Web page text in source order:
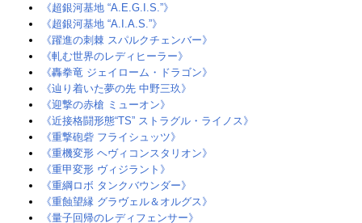
《超銀河基地 “A.E.G.I.S.”》‎
《超銀河基地 “A.I.A.S.”》
《躍進の刺棘 スパルクチェンバー》‎
《軋む世界のレディヒーラー》‎
《轟拳竜 ジェイローム・ドラゴン》‎
《辿り着いた夢の先 中野三玖》
《迎撃の赤槍 ミューオン》
《近接格闘形態“TS” ストラグル・ライノス》
《重撃砲砦 フライシュッツ》‎
《重機変形 ヘヴィコンスタリオン》‎
《重甲変形 ヴィジラント》
《重綱ロボ タンクバウンダー》
《重蝕望縁 グラヴェル＆オルグス》
《量子回帰のレディフェンサー》‎